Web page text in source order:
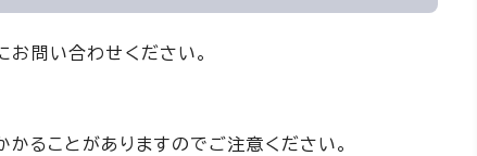
問い合わせください。
かることがありますのでご注意ください。